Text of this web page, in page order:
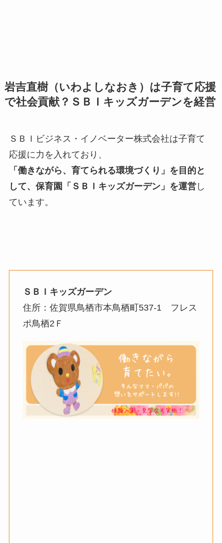
岩吉直樹（いわよしなおき）は子育て応援
で社会貢献？ＳＢＩキッズガーデンを経営
ＳＢＩビジネス・イノベーター株式会社は子育て
応援に力を入れており、
「働きながら、育てられる環境づくり」を目的と
して、保育園「ＳＢＩキッズガーデン」を運営し
ています。
ＳＢＩキッズガーデン
住所：佐賀県鳥栖市本鳥栖町537-1 フレス
ポ鳥栖2Ｆ